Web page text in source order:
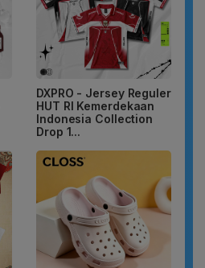
DXPRO - Jersey Reguler
HUT RI Kemerdekaan
Indonesia Collection
Drop 1...